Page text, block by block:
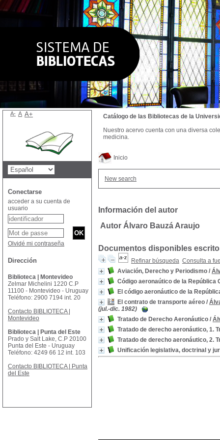
Inicio
New search
Información del autor
Autor Álvaro Bauzá Araujo
Documentos disponibles
Refinar búsqueda Consulta a
Aviación, Derecho y Periodismo /
Código aeronaútico de la República
El código aeronáutico de la
El contrato de transporte aéreo /
(jul.-dic. 1982)
Tratado de Derecho Aeronáutico /
Tratado de derecho aeronáutico, 1.
Tratado de derecho aeronáutico, 2.
Unificación legislativa, doctrinal y
Catálogo de las Bibliotecas de la
Nuestro acervo cuenta con una diversa
medicina.
A- A A+
Conectarse
acceder a su cuenta de
usuario
Olvidé mi contraseña
Dirección
Biblioteca | Montevideo
Zelmar Michelini 1220 C.P
11100 - Montevideo - Uruguay
Teléfono: 2900 7194 int. 20
Contacto BIBLIOTECA |
Montevideo
Biblioteca | Punta del Este
Prado y Salt Lake, C.P 20100
Punta del Este - Uruguay
Teléfono: 4249 66 12 int. 103
Contacto BIBLIOTECA | Punta
del Este